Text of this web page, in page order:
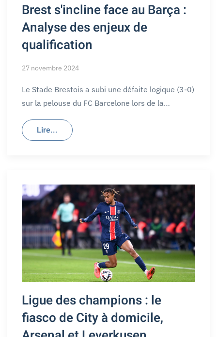
Brest s'incline face au Barça :
Analyse des enjeux de
qualification
27 novembre 2024
Le Stade Brestois a subi une défaite logique (3-0)
sur la pelouse du FC Barcelone lors de la…
Lire...
Ligue des champions : le
fiasco de City à domicile,